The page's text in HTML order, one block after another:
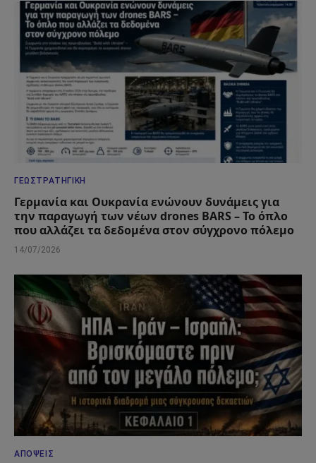
ΓΕΩΣΤΡΑΤΗΓΙΚΉ
Γερμανία και Ουκρανία ενώνουν δυνάμεις για
την παραγωγή των νέων drones BARS – Το όπλο
που αλλάζει τα δεδομένα στον σύγχρονο πόλεμο
14/07/2026
ΑΠΌΨΕΙΣ